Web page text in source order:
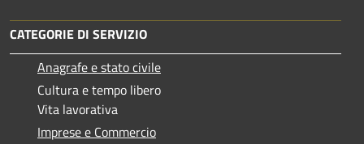
CATEGORIE DI SERVIZIO
Anagrafe e stato civile
Cultura e tempo libero
Vita lavorativa
Imprese e Commercio